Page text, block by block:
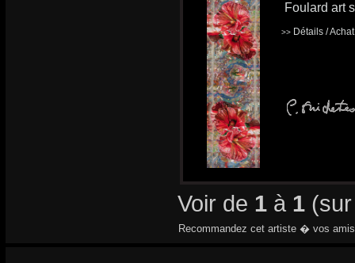
Foulard art
>> Détails /
Voir de 1 à 1
Recommandez cet artiste � vos